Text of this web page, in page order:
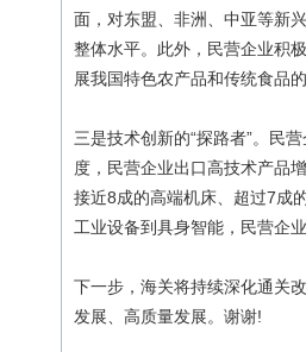
面，对东盟、非洲、中亚等新
整体水平。此外，民营企业积
展我国特色农产品和传统食品
三是技术创新的“探路者”。民
度，民营企业出口高技术产品
接近8成的高端机床、超过7成
工业设备到具身智能，民营企
下一步，海关将持续深化通关
发展、高质量发展。谢谢!